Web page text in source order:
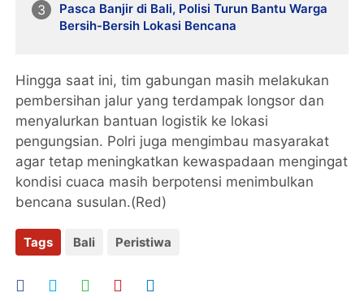
Pasca Banjir di Bali, Polisi Turun Bantu Warga
Bersih-Bersih Lokasi Bencana
Hingga saat ini, tim gabungan masih melakukan
pembersihan jalur yang terdampak longsor dan
menyalurkan bantuan logistik ke lokasi
pengungsian. Polri juga mengimbau masyarakat
agar tetap meningkatkan kewaspadaan mengingat
kondisi cuaca masih berpotensi menimbulkan
bencana susulan.(Red)
Tags Bali Peristiwa